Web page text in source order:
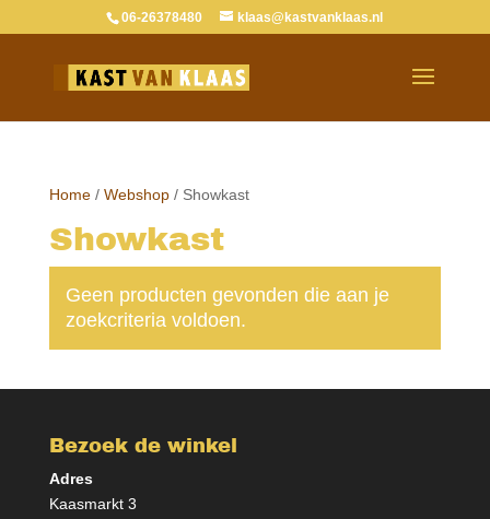
06-26378480 klaas@kastvanklaas.nl
Home/ Webshop/ Showkast
Showkast
Geen producten gevonden die aan je
zoekcriteria voldoen.
Bezoek de winkel
Adres
Kaasmarkt 3